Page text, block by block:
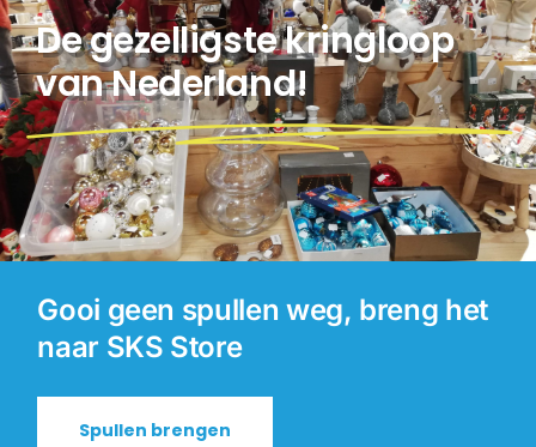
De gezelligste kringloop
van Nederland!
Gooi geen spullen weg, breng het
naar SKS Store
Spullen brengen